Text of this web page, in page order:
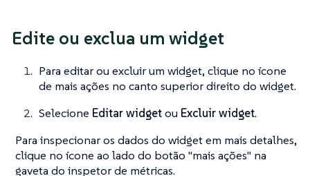
Edite ou exclua um widget
Para editar ou excluir um widget, clique no ícone
de mais ações no canto superior direito do widget.
Selecione Editar widgetou Excluir widget.
Para inspecionar os dados do widget em mais detalhes,
clique no ícone ao lado do botão "mais ações" na
gaveta do inspetor de métricas.